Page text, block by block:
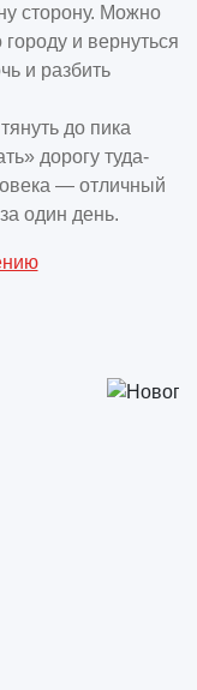
сторону. Можно
и вернуться
и разбить
до пика
дорогу туда-
— отличный
один день.